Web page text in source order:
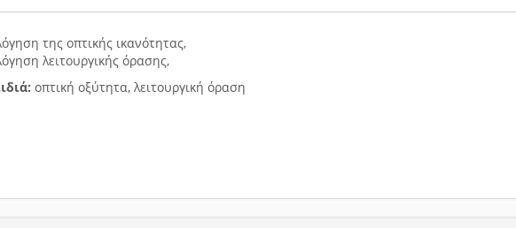
της οπτικής ικανότητας,
λειτουργικής όρασης,
οπτική οξύτητα, λειτουργική όραση